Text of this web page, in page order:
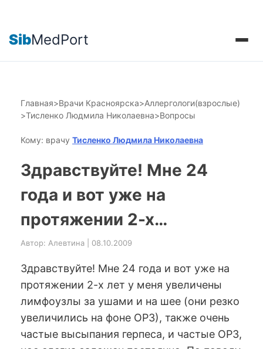
SibMedPort
Главная>Врачи Красноярска>Аллергологи(взрослые)
>Тисленко Людмила Николаевна>Вопросы
Кому: врачу Тисленко Людмила Николаевна
Здравствуйте! Мне 24
года и вот уже на
протяжении 2-х…
Автор: Алевтина | 08.10.2009
Здравствуйте! Мне 24 года и вот уже на
протяжении 2-х лет у меня увеличены
лимфоузлы за ушами и на шее (они резко
увеличились на фоне ОРЗ), также очень
частые высыпания герпеса, и частые ОРЗ,